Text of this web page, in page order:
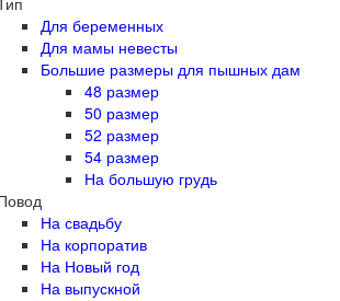
Для беременных
Для мамы невесты
Большие размеры для пышных дам
48 размер
50 размер
52 размер
54 размер
На большую грудь
На свадьбу
На корпоратив
На Новый год
На выпускной